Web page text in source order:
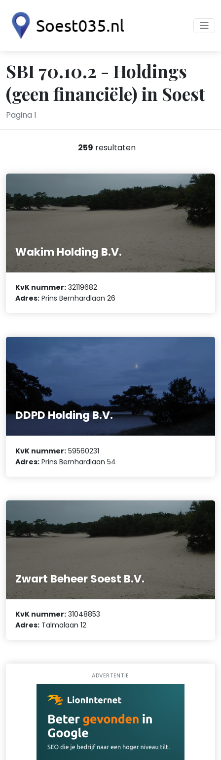
SBI 70.10.2 - Holdings
(geen financiële) in Soest
Pagina 1
259 resultaten
Wakim Holding B.V.
KvK nummer: 32119682
Adres: Prins Bernhardlaan 26
DDPD Holding B.V.
KvK nummer: 59560231
Adres: Prins Bernhardlaan 54
Zwart Beheer Soest B.V.
KvK nummer: 31048853
Adres: Talmalaan 12
ADVERTENTIE